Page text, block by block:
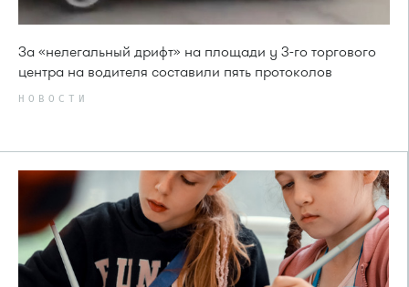
За «нелегальный дрифт» на площади у 3-го торгового
центра на водителя составили пять протоколов
НОВОСТИ